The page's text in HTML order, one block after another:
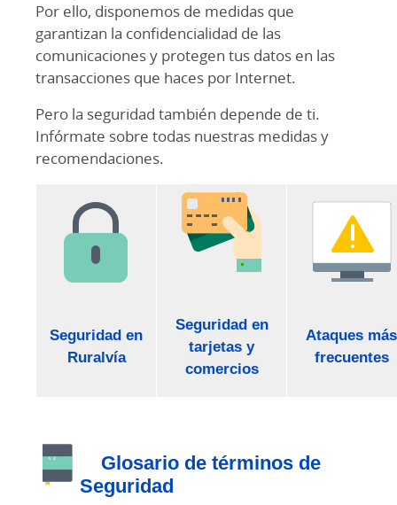
Por ello, disponemos de medidas que
garantizan la confidencialidad de las
comunicaciones y protegen tus datos en las
transacciones que haces por Internet.
Pero la seguridad también depende de ti.
Infórmate sobre todas nuestras medidas y
recomendaciones.
Seguridad en
Ruralvía
Seguridad en
tarjetas y
comercios
Ataques más
frecuentes
Glosario de términos de
Seguridad